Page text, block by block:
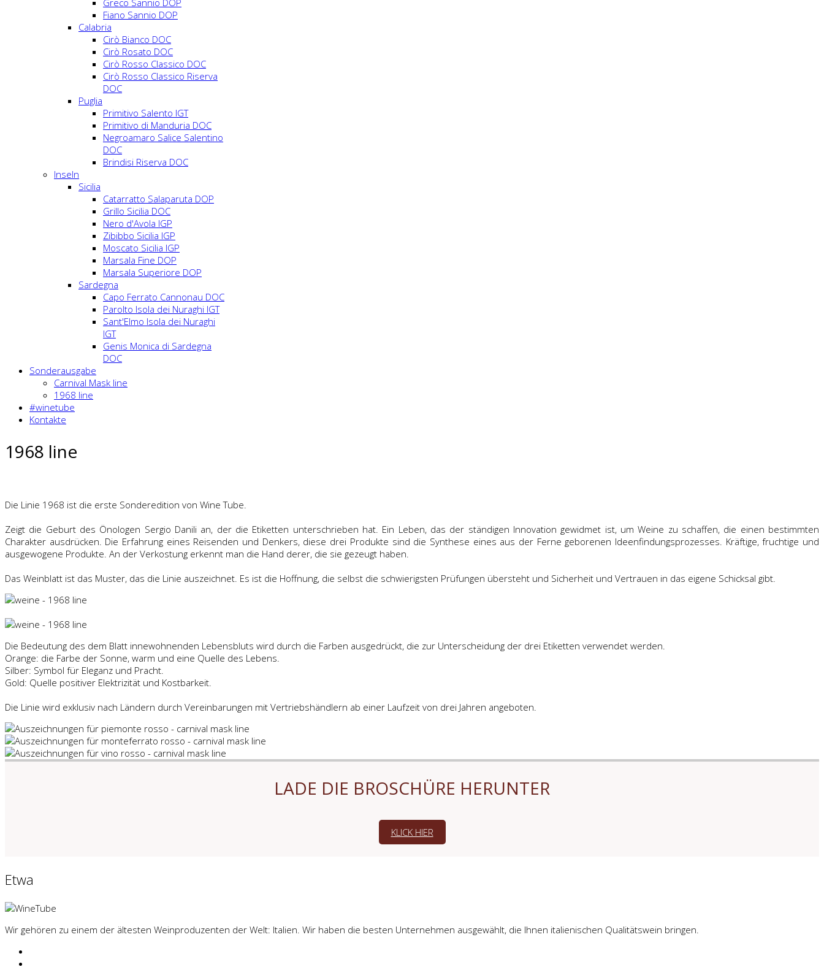
Greco Sannio DOP
Fiano Sannio DOP
Calabria
Cirò Bianco DOC
Cirò Rosato DOC
Cirò Rosso Classico DOC
Cirò Rosso Classico Riserva
DOC
Puglia
Primitivo Salento IGT
Primitivo di Manduria DOC
Negroamaro Salice Salentino
DOC
Brindisi Riserva DOC
Inseln
Sicilia
Catarratto Salaparuta DOP
Grillo Sicilia DOC
Nero d'Avola IGP
Zibibbo Sicilia IGP
Moscato Sicilia IGP
Marsala Fine DOP
Marsala Superiore DOP
Sardegna
Capo Ferrato Cannonau DOC
Parolto Isola dei Nuraghi IGT
Sant'Elmo Isola dei Nuraghi
IGT
Genis Monica di Sardegna
DOC
Sonderausgabe
Carnival Mask line
1968 line
#winetube
Kontakte
1968 line
Die Linie 1968 ist die erste Sonderedition von Wine Tube.
Zeigt die Geburt des Önologen Sergio Danili an, der die Etiketten unterschrieben hat. Ein Leben, das der ständigen Innovation gewidmet ist, um Weine zu schaffen, die einen bestimmten
Charakter ausdrücken. Die Erfahrung eines Reisenden und Denkers, diese drei Produkte sind die Synthese eines aus der Ferne geborenen Ideenfindungsprozesses. Kräftige, fruchtige und
ausgewogene Produkte. An der Verkostung erkennt man die Hand derer, die sie gezeugt haben.
Das Weinblatt ist das Muster, das die Linie auszeichnet. Es ist die Hoffnung, die selbst die schwierigsten Prüfungen übersteht und Sicherheit und Vertrauen in das eigene Schicksal gibt.
Die Bedeutung des dem Blatt innewohnenden Lebensbluts wird durch die Farben ausgedrückt, die zur Unterscheidung der drei Etiketten verwendet werden.
Orange: die Farbe der Sonne, warm und eine Quelle des Lebens.
Silber: Symbol für Eleganz und Pracht.
Gold: Quelle positiver Elektrizität und Kostbarkeit.
Die Linie wird exklusiv nach Ländern durch Vereinbarungen mit Vertriebshändlern ab einer Laufzeit von drei Jahren angeboten.
LADE DIE BROSCHÜRE HERUNTER
KLICK HIER
Etwa
Wir gehören zu einem der ältesten Weinproduzenten der Welt: Italien. Wir haben die besten Unternehmen ausgewählt, die Ihnen italienischen Qualitätswein bringen.